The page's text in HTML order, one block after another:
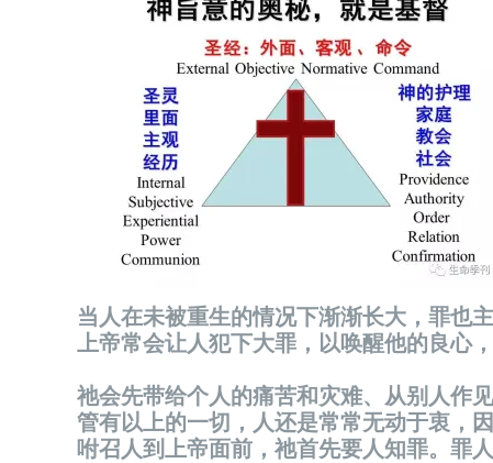
当人在未被重生的情况下渐渐长大，罪也
上帝常会让人犯下大罪，以唤醒他的良心
祂会先带给个人的痛苦和灾难、从别人作
管有以上的一切，人还是常常无动于衷，
咐召人到上帝面前，祂首先要人知罪。罪